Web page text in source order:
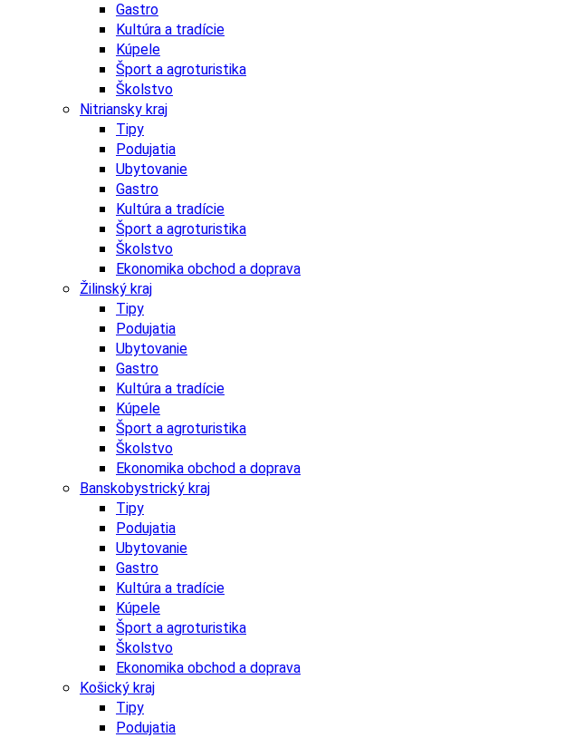
Gastro
Kultúra a tradície
Kúpele
Šport a agroturistika
Školstvo
Nitriansky kraj
Tipy
Podujatia
Ubytovanie
Gastro
Kultúra a tradície
Šport a agroturistika
Školstvo
Ekonomika obchod a doprava
Žilinský kraj
Tipy
Podujatia
Ubytovanie
Gastro
Kultúra a tradície
Kúpele
Šport a agroturistika
Školstvo
Ekonomika obchod a doprava
Banskobystrický kraj
Tipy
Podujatia
Ubytovanie
Gastro
Kultúra a tradície
Kúpele
Šport a agroturistika
Školstvo
Ekonomika obchod a doprava
Košický kraj
Tipy
Podujatia